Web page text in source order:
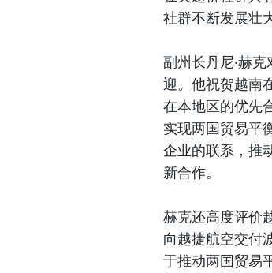
社群不断发展壮
副州长丹尼·赫
迎。他祝贺越南
在本地区的优先
实现两国贸易平
企业的联系，推
新合作。
赫克还高度评价
向越捷航空交付
于推动两国贸易